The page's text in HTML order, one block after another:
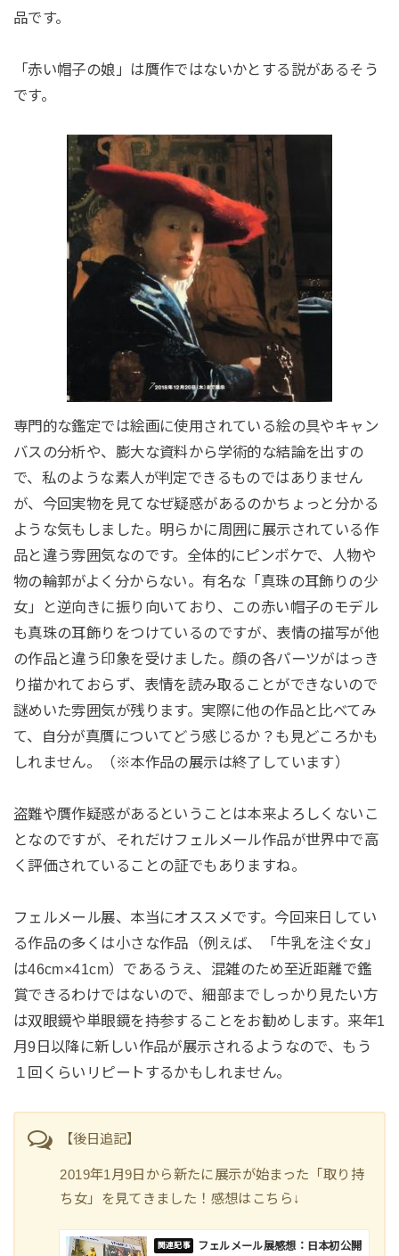
品です。
「赤い帽子の娘」は贋作ではないかとする説があるそう
です。
専門的な鑑定では絵画に使用されている絵の具やキャン
バスの分析や、膨大な資料から学術的な結論を出すの
で、私のような素人が判定できるものではありません
が、今回実物を見てなぜ疑惑があるのかちょっと分かる
ような気もしました。明らかに周囲に展示されている作
品と違う雰囲気なのです。全体的にピンボケで、人物や
物の輪郭がよく分からない。有名な「真珠の耳飾りの少
女」と逆向きに振り向いており、この赤い帽子のモデル
も真珠の耳飾りをつけているのですが、表情の描写が他
の作品と違う印象を受けました。顔の各パーツがはっき
り描かれておらず、表情を読み取ることができないので
謎めいた雰囲気が残ります。実際に他の作品と比べてみ
て、自分が真贋についてどう感じるか？も見どころかも
しれません。（※本作品の展示は終了しています）
盗難や贋作疑惑があるということは本来よろしくないこ
となのですが、それだけフェルメール作品が世界中で高
く評価されていることの証でもありますね。
フェルメール展、本当にオススメです。今回来日してい
る作品の多くは小さな作品（例えば、「牛乳を注ぐ女」
は46cm×41cm）であるうえ、混雑のため至近距離で鑑
賞できるわけではないので、細部までしっかり見たい方
は双眼鏡や単眼鏡を持参することをお勧めします。来年1
月9日以降に新しい作品が展示されるようなので、もう
１回くらいリピートするかもしれません。
【後日追記】
2019年1月9日から新たに展示が始まった「取り持
ち女」を見てきました！感想はこちら↓
フェルメール展感想：日本初公開